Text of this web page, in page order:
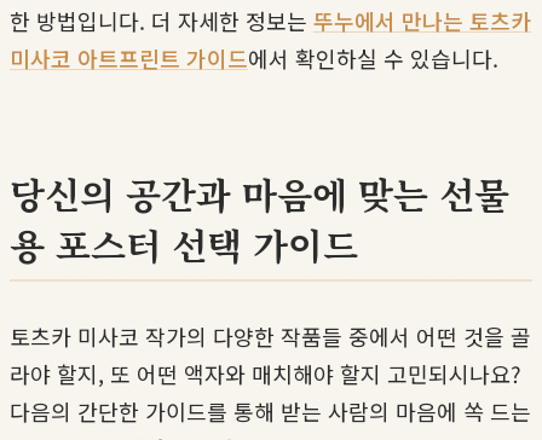
한 방법입니다. 더 자세한 정보는 뚜누에서 만나는 토츠카
미사코 아트프린트 가이드에서 확인하실 수 있습니다.
당신의 공간과 마음에 맞는 선물
용 포스터 선택 가이드
토츠카 미사코 작가의 다양한 작품들 중에서 어떤 것을 골
라야 할지, 또 어떤 액자와 매치해야 할지 고민되시나요?
다음의 간단한 가이드를 통해 받는 사람의 마음에 쏙 드는